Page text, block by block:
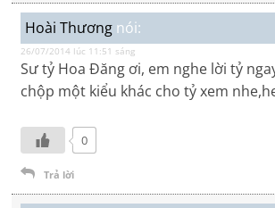
Hoài Thương nói:
26/07/2014 lúc 11:51 sáng
Sư tỷ Hoa Đăng ơi, em nghe lời tỷ
chộp một kiểu khác cho tỷ xem
0
Trả lời